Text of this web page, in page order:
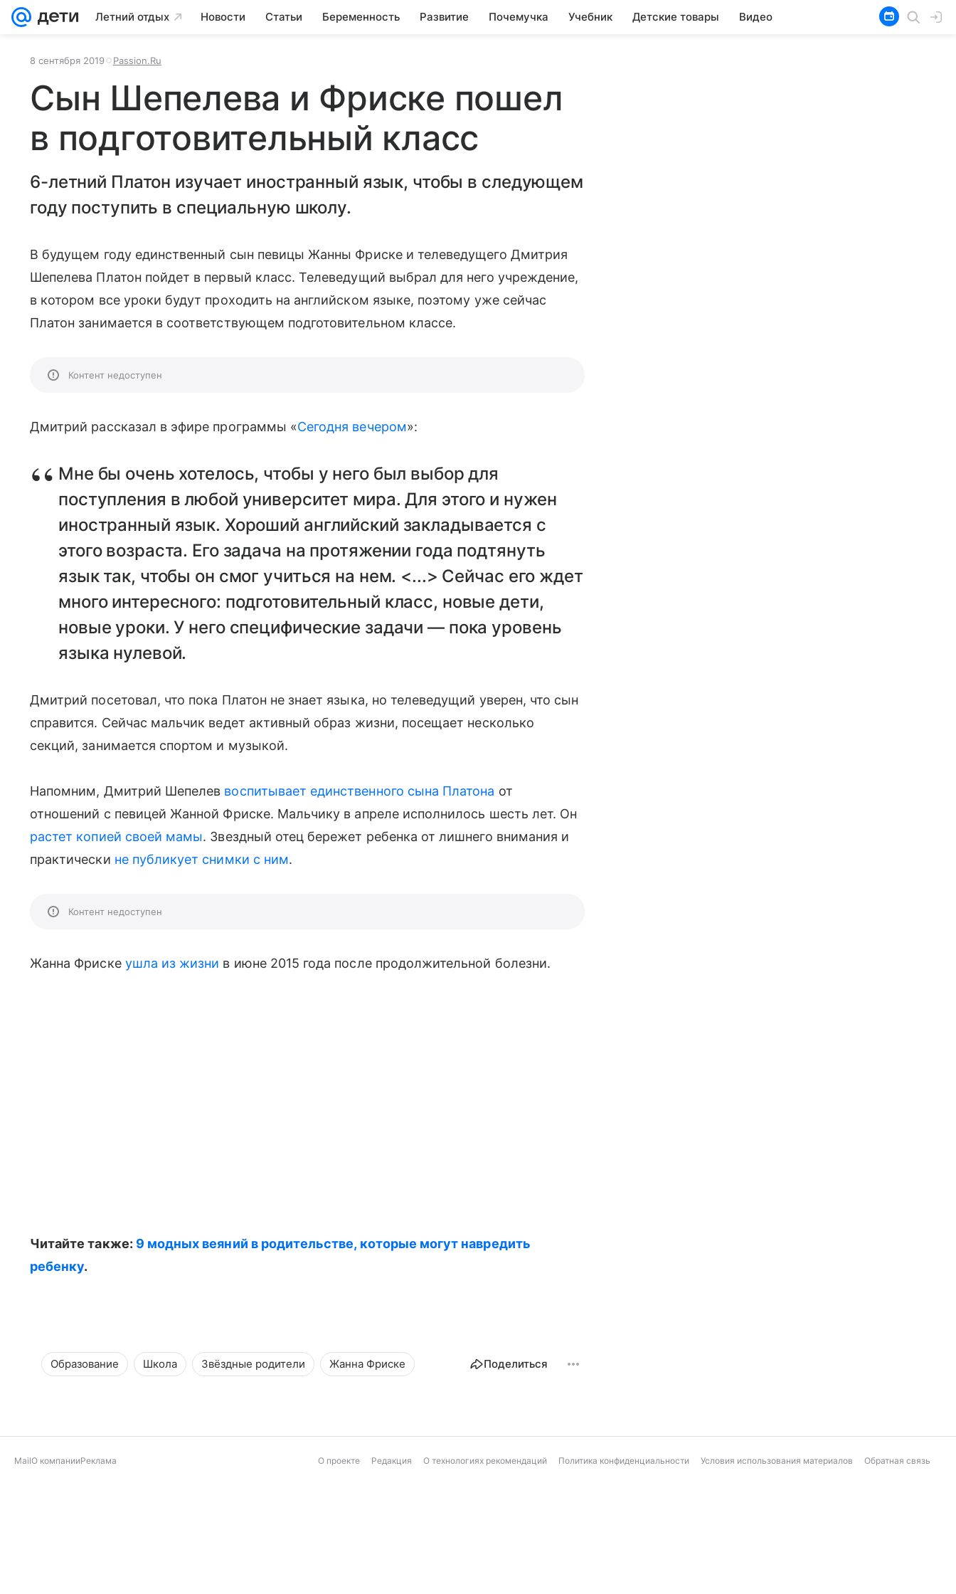
Летний отдых Новости Статьи Беременность Развитие Почемучка Учебник Детские товары Видео
8 сентября 2019 Passion.Ru
Сын Шепелева и Фриске пошел
в подготовительный класс
6-летний Платон изучает иностранный язык, чтобы в следующем
году поступить в специальную школу.
В будущем году единственный сын певицы Жанны Фриске и телеведущего Дмитрия
Шепелева Платон пойдет в первый класс. Телеведущий выбрал для него учреждение,
в котором все уроки будут проходить на английском языке, поэтому уже сейчас
Платон занимается в соответствующем подготовительном классе.
Контент недоступен
Дмитрий рассказал в эфире программы «Сегодня вечером»:
Мне бы очень хотелось, чтобы у него был выбор для
поступления в любой университет мира. Для этого и нужен
иностранный язык. Хороший английский закладывается с
этого возраста. Его задача на протяжении года подтянуть
язык так, чтобы он смог учиться на нем. <...> Сейчас его ждет
много интересного: подготовительный класс, новые дети,
новые уроки. У него специфические задачи — пока уровень
языка нулевой.
Дмитрий посетовал, что пока Платон не знает языка, но телеведущий уверен, что сын
справится. Сейчас мальчик ведет активный образ жизни, посещает несколько
секций, занимается спортом и музыкой.
Напомним, Дмитрий Шепелев воспитывает единственного сына Платона от
отношений с певицей Жанной Фриске. Мальчику в апреле исполнилось шесть лет. Он
растет копией своей мамы. Звездный отец бережет ребенка от лишнего внимания и
практически не публикует снимки с ним.
Контент недоступен
Жанна Фриске ушла из жизни в июне 2015 года после продолжительной болезни.
Читайте также: 9 модных веяний в родительстве, которые могут навредить
ребенку.
Образование Школа Звёздные родители Жанна Фриске Поделиться
MailО компанииРеклама О проекте Редакция О технологиях рекомендаций Политика конфиденциальности Условия использования материалов Обратная связь